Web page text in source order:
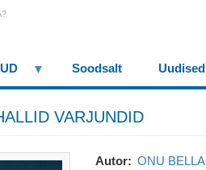
Soodsalt Uudised
VARJUNDID
Autor
ONU BELLA